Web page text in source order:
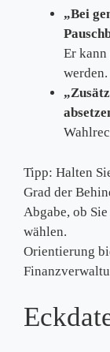
„Bei
Er kann
werden.
Tipp: Halten
Grad der
Abgabe, ob
wählen.
Orientierung